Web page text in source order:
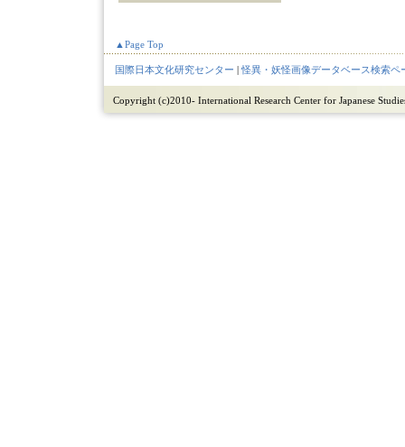
▲Page Top
国際日本文化研究センター |怪異・妖怪画像データベース検索ペ
Copyright (c)2010- International Research Center for Japanese